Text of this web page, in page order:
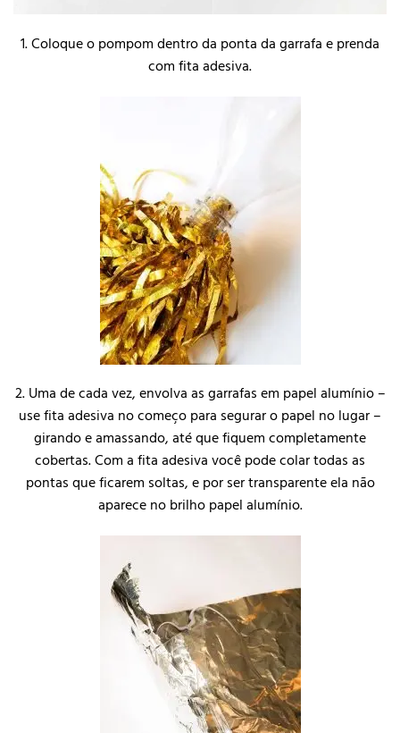
1. Coloque o pompom dentro da ponta da garrafa e prenda
com fita adesiva.
2. Uma de cada vez, envolva as garrafas em papel alumínio –
use fita adesiva no começo para segurar o papel no lugar –
girando e amassando, até que fiquem completamente
cobertas. Com a fita adesiva você pode colar todas as
pontas que ficarem soltas, e por ser transparente ela não
aparece no brilho papel alumínio.